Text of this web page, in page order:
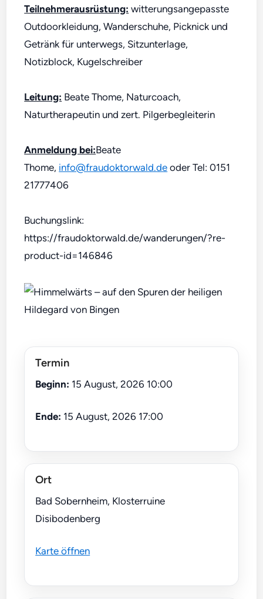
Teilnehmerausrüstung: witterungsangepasste
Outdoorkleidung, Wanderschuhe, Picknick und
Getränk für unterwegs, Sitzunterlage,
Notizblock, Kugelschreiber
Leitung: Beate Thome, Naturcoach,
Naturtherapeutin und zert. Pilgerbegleiterin
Anmeldung bei:Beate
Thome, info@fraudoktorwald.de oder Tel: 0151
21777406
Buchungslink:
https://fraudoktorwald.de/wanderungen/?re-
product-id=146846
Termin
Beginn: 15 August, 2026 10:00
Ende: 15 August, 2026 17:00
Ort
Bad Sobernheim, Klosterruine
Disibodenberg
Karte öffnen